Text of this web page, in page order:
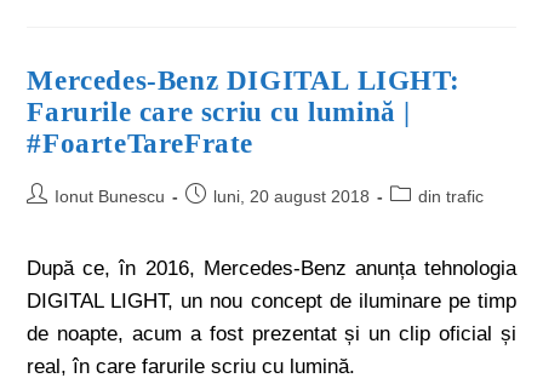
Mercedes-Benz DIGITAL LIGHT:
Farurile care scriu cu lumină |
#FoarteTareFrate
Ionut Bunescu luni, 20 august 2018 din trafic
După ce, în 2016, Mercedes-Benz anunța tehnologia
DIGITAL LIGHT, un nou concept de iluminare pe timp
de noapte, acum a fost prezentat și un clip oficial și
real, în care farurile scriu cu lumină.